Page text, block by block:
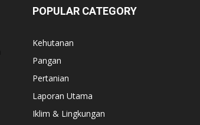
POPULAR CATEGORY
Kehutanan
Pangan
Pertanian
Laporan Utama
Iklim & Lingkungan